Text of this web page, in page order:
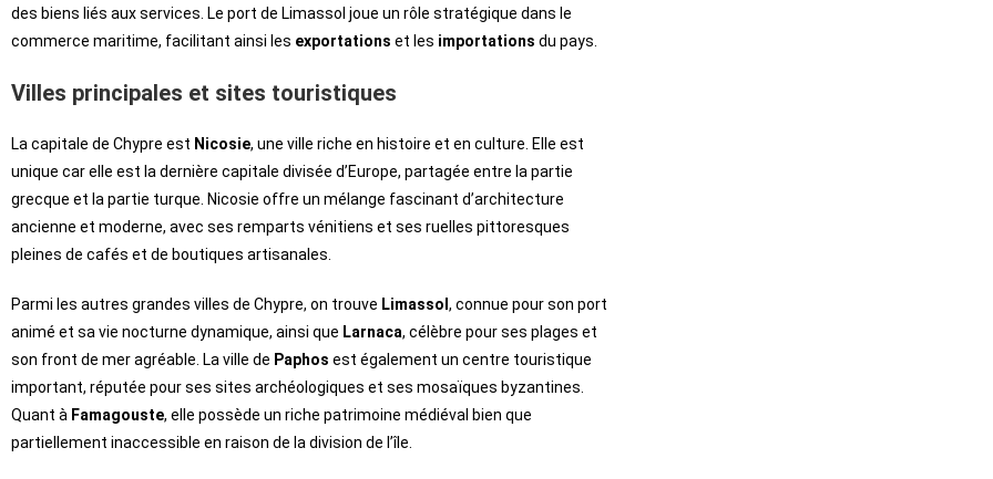
des biens liés aux services. Le port de Limassol joue un rôle stratégique dans le
commerce maritime, facilitant ainsi les exportations et les importations du pays.
Villes principales et sites touristiques
La capitale de Chypre est Nicosie, une ville riche en histoire et en culture. Elle est
unique car elle est la dernière capitale divisée d’Europe, partagée entre la partie
grecque et la partie turque. Nicosie offre un mélange fascinant d’architecture
ancienne et moderne, avec ses remparts vénitiens et ses ruelles pittoresques
pleines de cafés et de boutiques artisanales.
Parmi les autres grandes villes de Chypre, on trouve Limassol , connue pour son port
animé et sa vie nocturne dynamique, ainsi que Larnaca, célèbre pour ses plages et
son front de mer agréable. La ville de Paphos est également un centre touristique
important, réputée pour ses sites archéologiques et ses mosaïques byzantines.
Quant à Famagouste, elle possède un riche patrimoine médiéval bien que
partiellement inaccessible en raison de la division de l’île.